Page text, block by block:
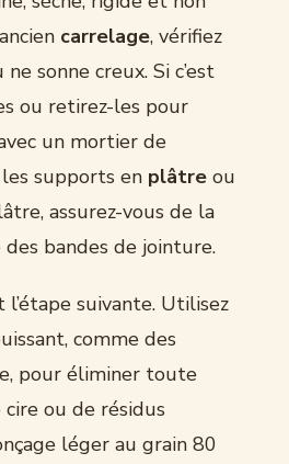
carrelage, vérifiez
ne sonne creux. Si c’est
ou retirez-les pour
un mortier de
supports en plâtre ou
assurez-vous de la
bandes de jointure.
suivante. Utilisez
comme des
pour éliminer toute
ou de résidus
léger au grain 80